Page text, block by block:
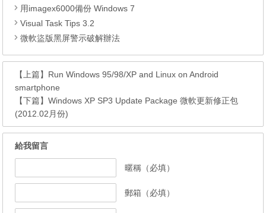
用imagex6000備份 Windows 7
Visual Task Tips 3.2
微軟盜版黑屏警示破解辦法
【上篇】 Run Windows 95/98/XP and Linux on Android
smartphone
【下篇】Windows XP SP3 Update Package 微軟更新修正包
(2012.02月份)
給我留言
暱稱（必填）
郵箱（必填）